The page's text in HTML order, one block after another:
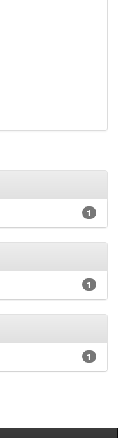
1
1
1